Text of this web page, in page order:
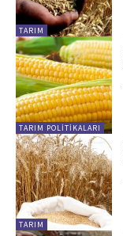
TARIM
TARIM POLITIKALARI
TARIM